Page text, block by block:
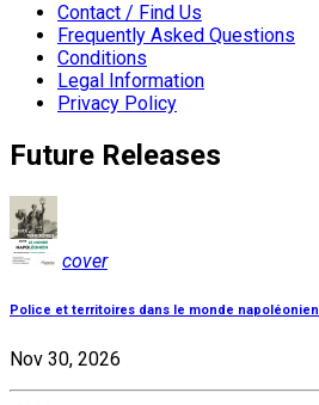
Contact / Find Us
Frequently Asked Questions
Conditions
Legal Information
Privacy Policy
Future Releases
cover
Police et territoires dans le monde napoléonien
Nov 30, 2026